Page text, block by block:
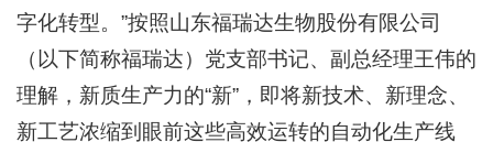
字化转型。”按照山东福瑞达生物股份有限公司
（以下简称福瑞达）党支部书记、副总经理王伟的
理解，新质生产力的“新”，即将新技术、新理念、
新工艺浓缩到眼前这些高效运转的自动化生产线